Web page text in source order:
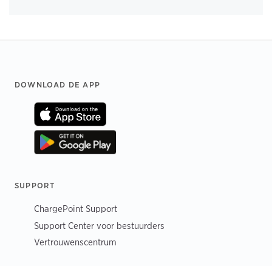
Footer
DOWNLOAD DE APP
SUPPORT
ChargePoint Support
Support Center voor bestuurders
Vertrouwenscentrum